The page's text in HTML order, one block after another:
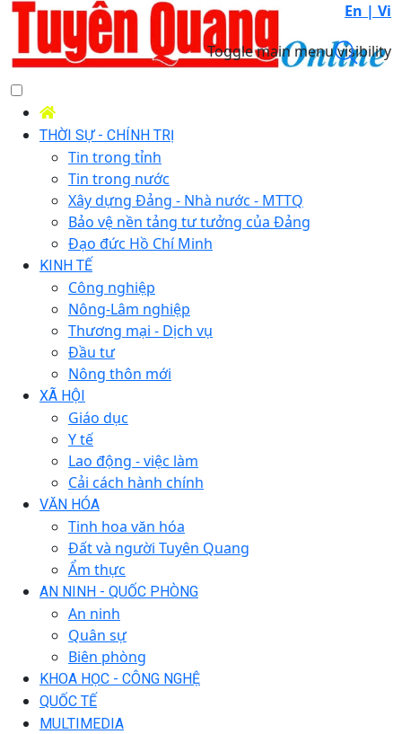
En | Vi
Toggle main menu visibility
THỜI SỰ - CHÍNH TRỊ
Tin trong tỉnh
Tin trong nước
Xây dựng Đảng - Nhà nước - MTTQ
Bảo vệ nền tảng tư tưởng của Đảng
Đạo đức Hồ Chí Minh
KINH TẾ
Công nghiệp
Nông-Lâm nghiệp
Thương mại - Dịch vụ
Đầu tư
Nông thôn mới
XÃ HỘI
Giáo dục
Y tế
Lao động - việc làm
Cải cách hành chính
VĂN HÓA
Tinh hoa văn hóa
Đất và người Tuyên Quang
Ẩm thực
AN NINH - QUỐC PHÒNG
An ninh
Quân sự
Biên phòng
KHOA HỌC - CÔNG NGHỆ
QUỐC TẾ
MULTIMEDIA